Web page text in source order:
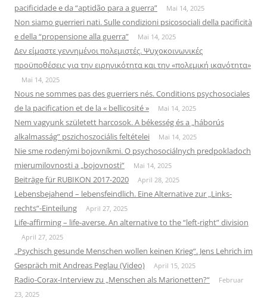
pacificidade e da “aptidão para a guerra”
Mai 14, 2025
Non siamo guerrieri nati. Sulle condizioni psicosociali della pacificità
e della “propensione alla guerra”
Mai 14, 2025
Δεν είμαστε γεννημένοι πολεμιστές. Ψυχοκοινωνικές
προϋποθέσεις για την ειρηνικότητα και την «πολεμική ικανότητα»
Mai 14, 2025
Nous ne sommes pas des guerriers nés. Conditions psychosociales
de la pacification et de la « bellicosité »
Mai 14, 2025
Nem vagyunk született harcosok. A békesség és a „háborús
alkalmasság” pszichoszociális feltételei
Mai 14, 2025
Nie sme rodenými bojovníkmi. O psychosociálnych predpokladoch
mierumilovnosti a „bojovnosti“
Mai 14, 2025
Beiträge für RUBIKON 2017-2020 April 28, 2025
Lebensbejahend – lebensfeindlich. Eine Alternative zur „Links-
rechts“-Einteilung
April 27, 2025
Life-affirming – life-averse. An alternative to the “left-right” division
April 27, 2025
„Psychisch gesunde Menschen wollen keinen Krieg“. Jens Lehrich im
Gespräch mit Andreas Peglau (Video)
April 15, 2025
Radio-Corax-Interview zu „Menschen als Marionetten?“
Februar
23, 2025